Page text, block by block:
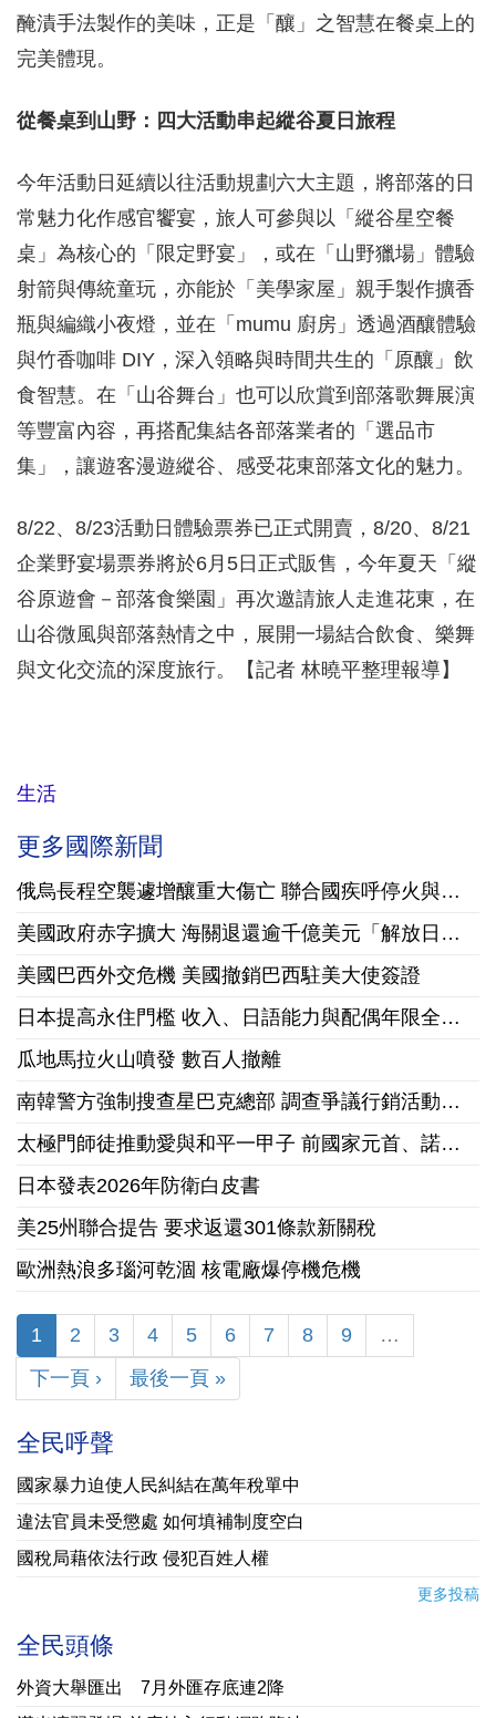
醃漬手法製作的美味，正是「釀」之智慧在餐桌上的
完美體現。
從餐桌到山野：四大活動串起縱谷夏日旅程
今年活動日延續以往活動規劃六大主題，將部落的日
常魅力化作感官饗宴，旅人可參與以「縱谷星空餐
桌」為核心的「限定野宴」，或在「山野獵場」體驗
射箭與傳統童玩，亦能於「美學家屋」親手製作擴香
瓶與編織小夜燈，並在「mumu 廚房」透過酒釀體驗
與竹香咖啡 DIY，深入領略與時間共生的「原釀」飲
食智慧。在「山谷舞台」也可以欣賞到部落歌舞展演
等豐富內容，再搭配集結各部落業者的「選品市
集」，讓遊客漫遊縱谷、感受花東部落文化的魅力。
8/22、8/23活動日體驗票券已正式開賣，8/20、8/21
企業野宴場票券將於6月5日正式販售，今年夏天「縱
谷原遊會－部落食樂園」再次邀請旅人走進花東，在
山谷微風與部落熱情之中，展開一場結合飲食、樂舞
與文化交流的深度旅行。【記者 林曉平整理報導】
生活
更多國際新聞
俄烏長程空襲遽增釀重大傷亡 聯合國疾呼停火與國際急馳援
美國政府赤字擴大 海關退還逾千億美元「解放日」關稅
美國巴西外交危機 美國撤銷巴西駐美大使簽證
日本提高永住門檻 收入、日語能力與配偶年限全面收緊
瓜地馬拉火山噴發 數百人撤離
南韓警方強制搜查星巴克總部 調查爭議行銷活動「坦克日」
太極門師徒推動愛與和平一甲子 前國家元首、諾貝爾和平獎獲獎組織領袖來台祝賀
日本發表2026年防衛白皮書
美25州聯合提告 要求返還301條款新關稅
歐洲熱浪多瑙河乾涸 核電廠爆停機危機
1 2 3 4 5 6 7 8 9
…
下一頁 ›
最後一頁 »
全民呼聲
國家暴力迫使人民糾結在萬年稅單中
違法官員未受懲處 如何填補制度空白
國稅局藉依法行政 侵犯百姓人權
更多投稿
全民頭條
外資大舉匯出 7月外匯存底連2降